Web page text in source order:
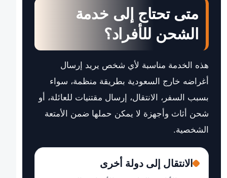
متى تحتاج إلى خدمة
الشحن للأفراد؟
هذه الخدمة مناسبة لأي شخص يريد إرسال
أغراضه خارج السعودية بطريقة منظمة، سواء
بسبب السفر، الانتقال، إرسال مقتنيات للعائلة، أو
شحن أثاث وأجهزة لا يمكن حملها ضمن الأمتعة
الشخصية.
الانتقال إلى دولة أخرى